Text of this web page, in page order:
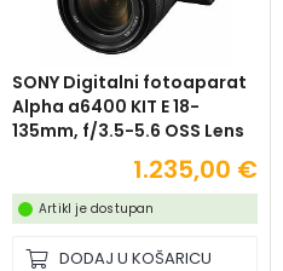
SONY Digitalni fotoaparat
Alpha a6400 KIT E 18-
135mm, f/3.5-5.6 OSS Lens
1.235,00 €
Artikl je dostupan
DODAJ U KOŠARICU